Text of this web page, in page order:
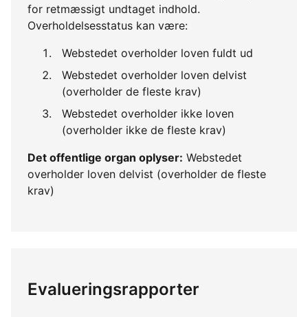
for retmæssigt undtaget indhold.
Overholdelsesstatus kan være:
Webstedet overholder loven fuldt ud
Webstedet overholder loven delvist
(overholder de fleste krav)
Webstedet overholder ikke loven
(overholder ikke de fleste krav)
Det offentlige organ oplyser: Webstedet
overholder loven delvist (overholder de fleste
krav)
Evalueringsrapporter